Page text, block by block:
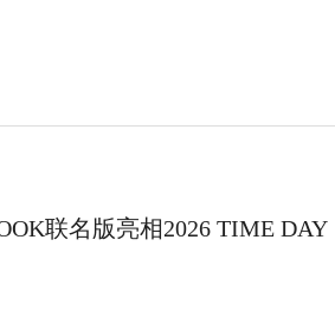
联名版亮相2026 TIME DAY